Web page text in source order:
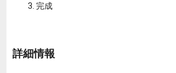
完成
詳細情報